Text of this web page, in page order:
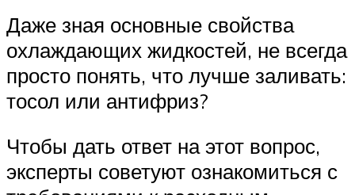
Даже зная основные свойства
охлаждающих жидкостей, не всегда
просто понять, что лучше заливать:
тосол или антифриз?
Чтобы дать ответ на этот вопрос,
эксперты советуют ознакомиться с